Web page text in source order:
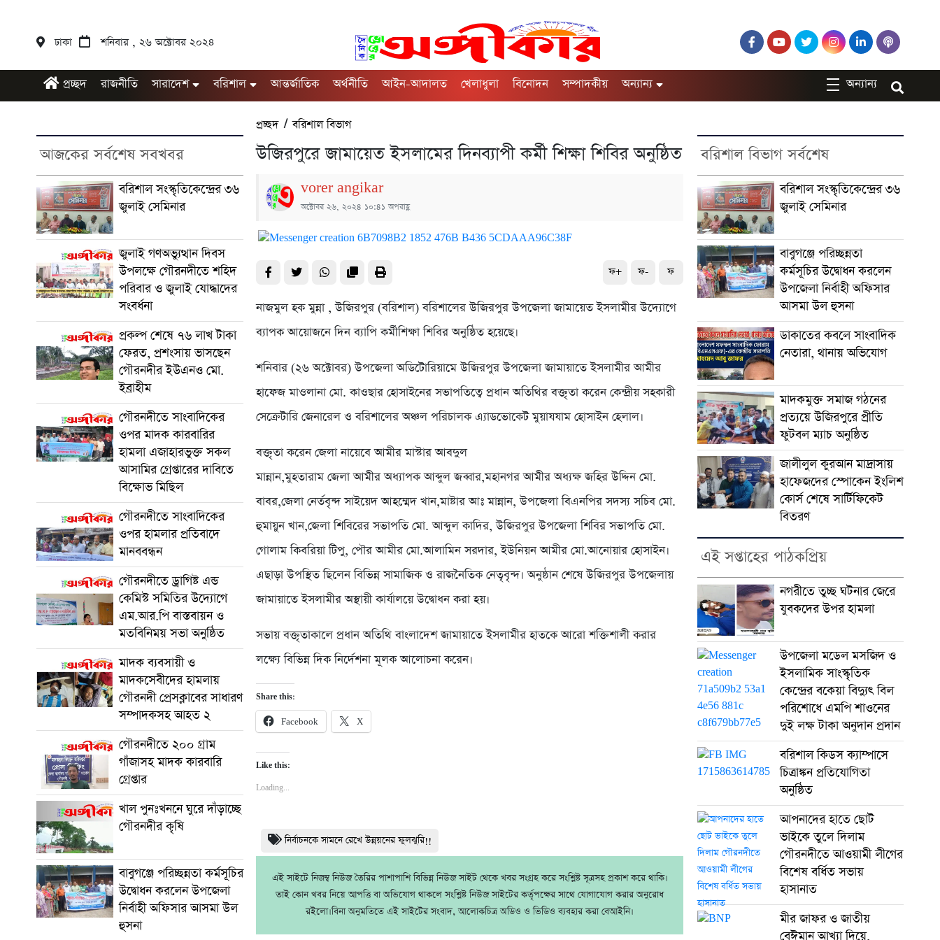
ঢাকা শনিবার , ২৬ অক্টোবর ২০২৪
প্রচ্ছদ রাজনীতি সারাদেশ বরিশাল আন্তর্জাতিক অর্থনীতি আইন-আদালত খেলাধুলা বিনোদন সম্পাদকীয় অন্যান্য অন্যান্য
আজকের সর্বশেষ সবখবর
বরিশাল সংস্কৃতিকেন্দ্রের ৩৬
জুলাই সেমিনার
জুলাই গণঅভ্যুত্থান দিবস
উপলক্ষে গৌরনদীতে শহিদ
পরিবার ও জুলাই যোদ্ধাদের
সংবর্ধনা
প্রকল্প শেষে ৭৬ লাখ টাকা
ফেরত, প্রশংসায় ভাসছেন
গৌরনদীর ইউএনও মো.
ইব্রাহীম
গৌরনদীতে সাংবাদিকের
ওপর মাদক কারবারির
হামলা এজাহারভুক্ত সকল
আসামির গ্রেপ্তারের দাবিতে
বিক্ষোভ মিছিল
গৌরনদীতে সাংবাদিকের
ওপর হামলার প্রতিবাদে
মানববন্ধন
গৌরনদীতে ড্রাগিষ্ট এন্ড
কেমিস্ট সমিতির উদ্যোগে
এম.আর.পি বাস্তবায়ন ও
মতবিনিময় সভা অনুষ্ঠিত
মাদক ব্যবসায়ী ও
মাদকসেবীদের হামলায়
গৌরনদী প্রেসক্লাবের সাধারণ
সম্পাদকসহ আহত ২
গৌরনদীতে ২০০ গ্রাম
গাঁজাসহ মাদক কারবারি
গ্রেপ্তার
খাল পুনঃখননে ঘুরে দাঁড়াচ্ছে
গৌরনদীর কৃষি
বাবুগঞ্জে পরিচ্ছন্নতা কর্মসূচির
উদ্বোধন করলেন উপজেলা
নির্বাহী অফিসার আসমা উল
হুসনা
প্রচ্ছদ/বরিশাল বিভাগ
উজিরপুরে জামায়েত ইসলামের দিনব্যাপী কর্মী শিক্ষা শিবির অনুষ্ঠিত
vorer angikar
অক্টোবর ২৬, ২০২৪ ১০:৪১ অপরাহ্ণ
ফ+ ফ- ফ
নাজমুল হক মুন্না , উজিরপুর (বরিশাল) বরিশালের উজিরপুর উপজেলা জামায়েত ইসলামীর উদ্যোগে
ব্যাপক আয়োজনে দিন ব্যাপি কর্মীশিক্ষা শিবির অনুষ্ঠিত হয়েছে।
শনিবার (২৬ অক্টোবর) উপজেলা অডিটোরিয়ামে উজিরপুর উপজেলা জামায়াতে ইসলামীর আমীর
হাফেজ মাওলানা মো. কাওছার হোসাইনের সভাপতিত্বে প্রধান অতিথির বক্তৃতা করেন কেন্দ্রীয় সহকারী
সেক্রেটারি জেনারেল ও বরিশালের অঞ্চল পরিচালক এ্যাডভোকেট মুয়াযযাম হোসাইন হেলাল।
বক্তৃতা করেন জেলা নায়েবে আমীর মাস্টার আবদুল
মান্নান,মুহতারাম জেলা আমীর অধ্যাপক আব্দুল জব্বার,মহানগর আমীর অধ্যক্ষ জহির উদ্দিন মো.
বাবর,জেলা নের্তবৃন্দ সাইয়েদ আহম্মেদ খান,মাষ্টার আঃ মান্নান, উপজেলা বিএনপির সদস্য সচিব মো.
হুমায়ুন খান,জেলা শিবিরের সভাপতি মো. আব্দুল কাদির, উজিরপুর উপজেলা শিবির সভাপতি মো.
গোলাম কিবরিয়া টিপু, পৌর আমীর মো.আলামিন সরদার, ইউনিয়ন আমীর মো.আনোয়ার হোসাইন।
এছাড়া উপস্থিত ছিলেন বিভিন্ন সামাজিক ও রাজনৈতিক নেতৃবৃন্দ। অনুষ্ঠান শেষে উজিরপুর উপজেলায়
জামায়াতে ইসলামীর অস্থায়ী কার্যালয়ে উদ্বোধন করা হয়।
সভায় বক্তৃতাকালে প্রধান অতিথি বাংলাদেশ জামায়াতে ইসলামীর হাতকে আরো শক্তিশালী করার
লক্ষ্যে বিভিন্ন দিক নির্দেশনা মূলক আলোচনা করেন।
Share this:
Facebook X
Like this:
Loading...
নির্বাচনকে সামনে রেখে উন্নয়নের ফুলঝুরি!!
এই সাইটে নিজম্ব নিউজ তৈরির পাশাপাশি বিভিন্ন নিউজ সাইট থেকে খবর সংগ্রহ করে সংশ্লিষ্ট সূত্রসহ প্রকাশ করে থাকি।
তাই কোন খবর নিয়ে আপত্তি বা অভিযোগ থাকলে সংশ্লিষ্ট নিউজ সাইটের কর্তৃপক্ষের সাথে যোগাযোগ করার অনুরোধ
রইলো।বিনা অনুমতিতে এই সাইটের সংবাদ, আলোকচিত্র অডিও ও ভিডিও ব্যবহার করা বেআইনি।
বরিশাল বিভাগ সর্বশেষ
বরিশাল সংস্কৃতিকেন্দ্রের ৩৬
জুলাই সেমিনার
বাবুগঞ্জে পরিচ্ছন্নতা
কর্মসূচির উদ্বোধন করলেন
উপজেলা নির্বাহী অফিসার
আসমা উল হুসনা
ডাকাতের কবলে সাংবাদিক
নেতারা, থানায় অভিযোগ
মাদকমুক্ত সমাজ গঠনের
প্রত্যয়ে উজিরপুরে প্রীতি
ফুটবল ম্যাচ অনুষ্ঠিত
জালীলুল কুরআন মাদ্রাসায়
হাফেজদের স্পোকেন ইংলিশ
কোর্স শেষে সার্টিফিকেট
বিতরণ
এই সপ্তাহের পাঠকপ্রিয়
নগরীতে তুচ্ছ ঘটনার জেরে
যুবকদের উপর হামলা
উপজেলা মডেল মসজিদ ও
ইসলামিক সাংস্কৃতিক
কেন্দ্রের বকেয়া বিদ্যুৎ বিল
পরিশোধে এমপি শাওনের
দুই লক্ষ টাকা অনুদান প্রদান
বরিশাল কিডস ক্যাম্পাসে
চিত্রাঙ্কন প্রতিযোগিতা
অনুষ্ঠিত
আপনাদের হাতে ছোট
ভাইকে তুলে দিলাম
গৌরনদীতে আওয়ামী লীগের
বিশেষ বর্ধিত সভায়
হাসানাত
মীর জাফর ও জাতীয়
বেঈমান আখ্যা দিয়ে,